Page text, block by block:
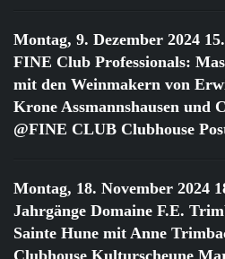
Montag, 9. Dezember 2024
FINE Club Professionals:
mit den Weinmakern von
Krone Assmannshausen und
@FINE CLUB Clubhouse
Montag, 18. November 2024
Jahrgänge Domaine F.E.
Sainte Hune mit Anne